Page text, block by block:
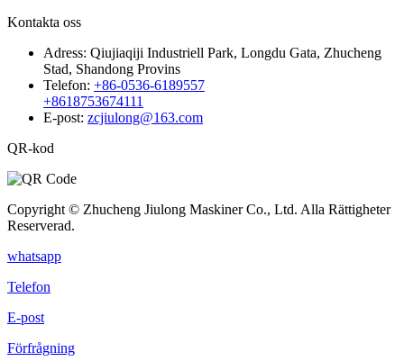
Kontakta oss
Adress: Qiujiaqiji Industriell Park, Longdu Gata, Zhucheng
Stad, Shandong Provins
Telefon: +86-0536-6189557
+8618753674111
E-post: zcjiulong@163.com
QR-kod
Copyright © Zhucheng Jiulong Maskiner Co., Ltd. Alla Rättigheter
Reserverad.
whatsapp
Telefon
E-post
Förfrågning